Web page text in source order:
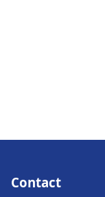
Contact